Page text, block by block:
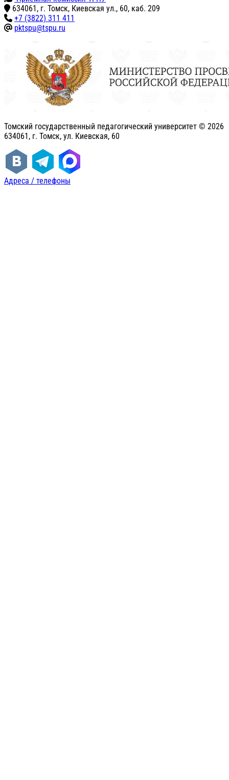
634061, г. Томск, Киевская ул., 60, каб. 209
+7 (3822) 311 411
pktspu@tspu.ru
Томский государственный педагогический университет © 2026
634061, г. Томск, ул. Киевская, 60
Адреса / телефоны